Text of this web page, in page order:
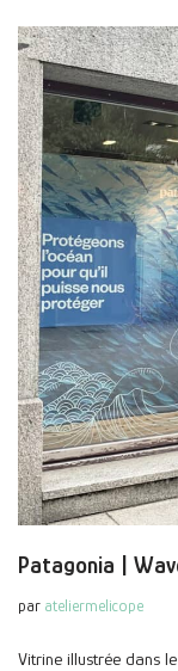
Patagonia |
par ateliermelicope
Vitrine illustrée dans